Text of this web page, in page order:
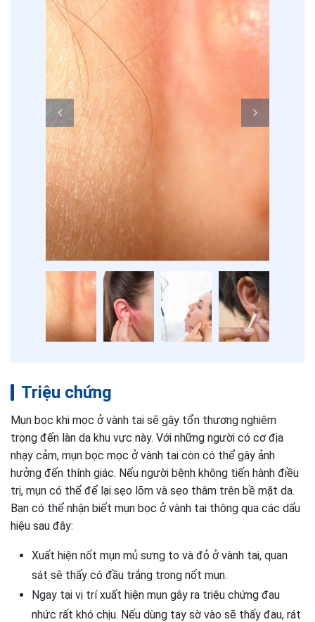
Triệu chứng
Mụn bọc khi mọc ở vành tai sẽ gây tổn thương nghiêm
trọng đến làn da khu vực này. Với những người có cơ địa
nhạy cảm, mụn bọc mọc ở vành tai còn có thể gây ảnh
hưởng đến thính giác. Nếu người bệnh không tiến hành điều
trị, mụn có thể để lại sẹo lõm và sẹo thâm trên bề mặt da.
Bạn có thể nhận biết mụn bọc ở vành tai thông qua các dấu
hiệu sau đây:
Xuất hiện nốt mụn mủ sưng to và đỏ ở vành tai, quan
sát sẽ thấy có đầu trắng trong nốt mụn.
Ngay tại vị trí xuất hiện mụn gây ra triệu chứng đau
nhức rất khó chịu. Nếu dùng tay sờ vào sẽ thấy đau, rát